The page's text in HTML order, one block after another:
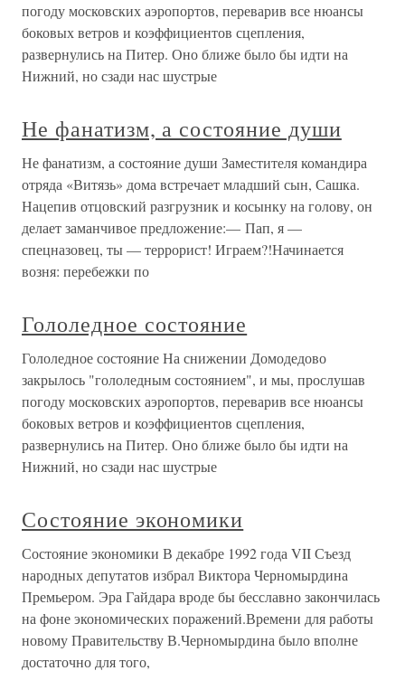
погоду московских аэропортов, переварив все нюансы
боковых ветров и коэффициентов сцепления,
развернулись на Питер. Оно ближе было бы идти на
Нижний, но сзади нас шустрые
Не фанатизм, а состояние души
Не фанатизм, а состояние души Заместителя командира
отряда «Витязь» дома встречает младший сын, Сашка.
Нацепив отцовский разгрузник и косынку на голову, он
делает заманчивое предложение:— Пап, я —
спецназовец, ты — террорист! Играем?!Начинается
возня: перебежки по
Гололедное состояние
Гололедное состояние На снижении Домодедово
закрылось "гололедным состоянием", и мы, прослушав
погоду московских аэропортов, переварив все нюансы
боковых ветров и коэффициентов сцепления,
развернулись на Питер. Оно ближе было бы идти на
Нижний, но сзади нас шустрые
Состояние экономики
Состояние экономики В декабре 1992 года VII Съезд
народных депутатов избрал Виктора Черномырдина
Премьером. Эра Гайдара вроде бы бесславно закончилась
на фоне экономических поражений.Времени для работы
новому Правительству В.Черномырдина было вполне
достаточно для того,